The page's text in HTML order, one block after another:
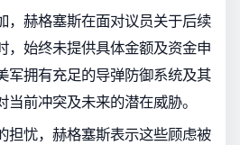
，赫格塞斯在面对议员关于后续
，始终未提供具体金额及资金申
军拥有充足的导弹防御系统及其
前冲突及未来的潜在威胁。
担忧，赫格塞斯表示这些顾虑被